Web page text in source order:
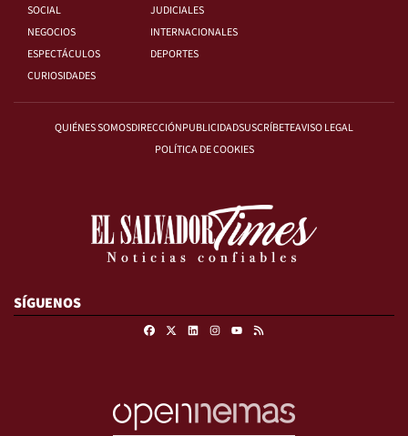
SOCIAL
JUDICIALES
NEGOCIOS
INTERNACIONALES
ESPECTÁCULOS
DEPORTES
CURIOSIDADES
QUIÉNES SOMOSDIRECCIÓNPUBLICIDADSUSCRÍBETEAVISO LEGAL
POLÍTICA DE COOKIES
SÍGUENOS
FacebookLinkedinInstagram